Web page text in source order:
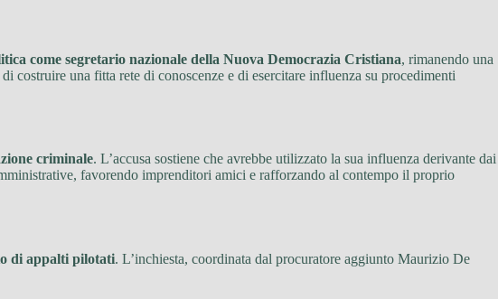
come segretario nazionale della Nuova Democrazia Cristiana, rimanendo una
costruire una fitta rete di conoscenze e di esercitare influenza su procedimenti
criminale. L’accusa sostiene che avrebbe utilizzato la sua influenza derivante dai
favorendo imprenditori amici e rafforzando al contempo il proprio
di appalti pilotati. L’inchiesta, coordinata dal procuratore aggiunto Maurizio De